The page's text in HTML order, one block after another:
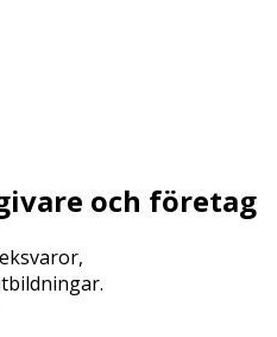
och företag